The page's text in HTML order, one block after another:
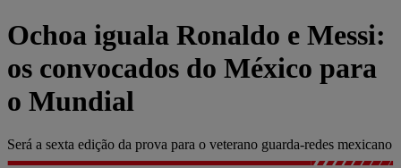
Ochoa iguala Ronaldo e Messi:
os convocados do México para
o Mundial
Será a sexta edição da prova para o veterano guarda-redes mexicano